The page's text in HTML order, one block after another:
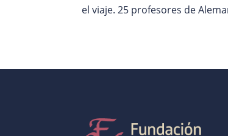
el viaje. 25 profesores de